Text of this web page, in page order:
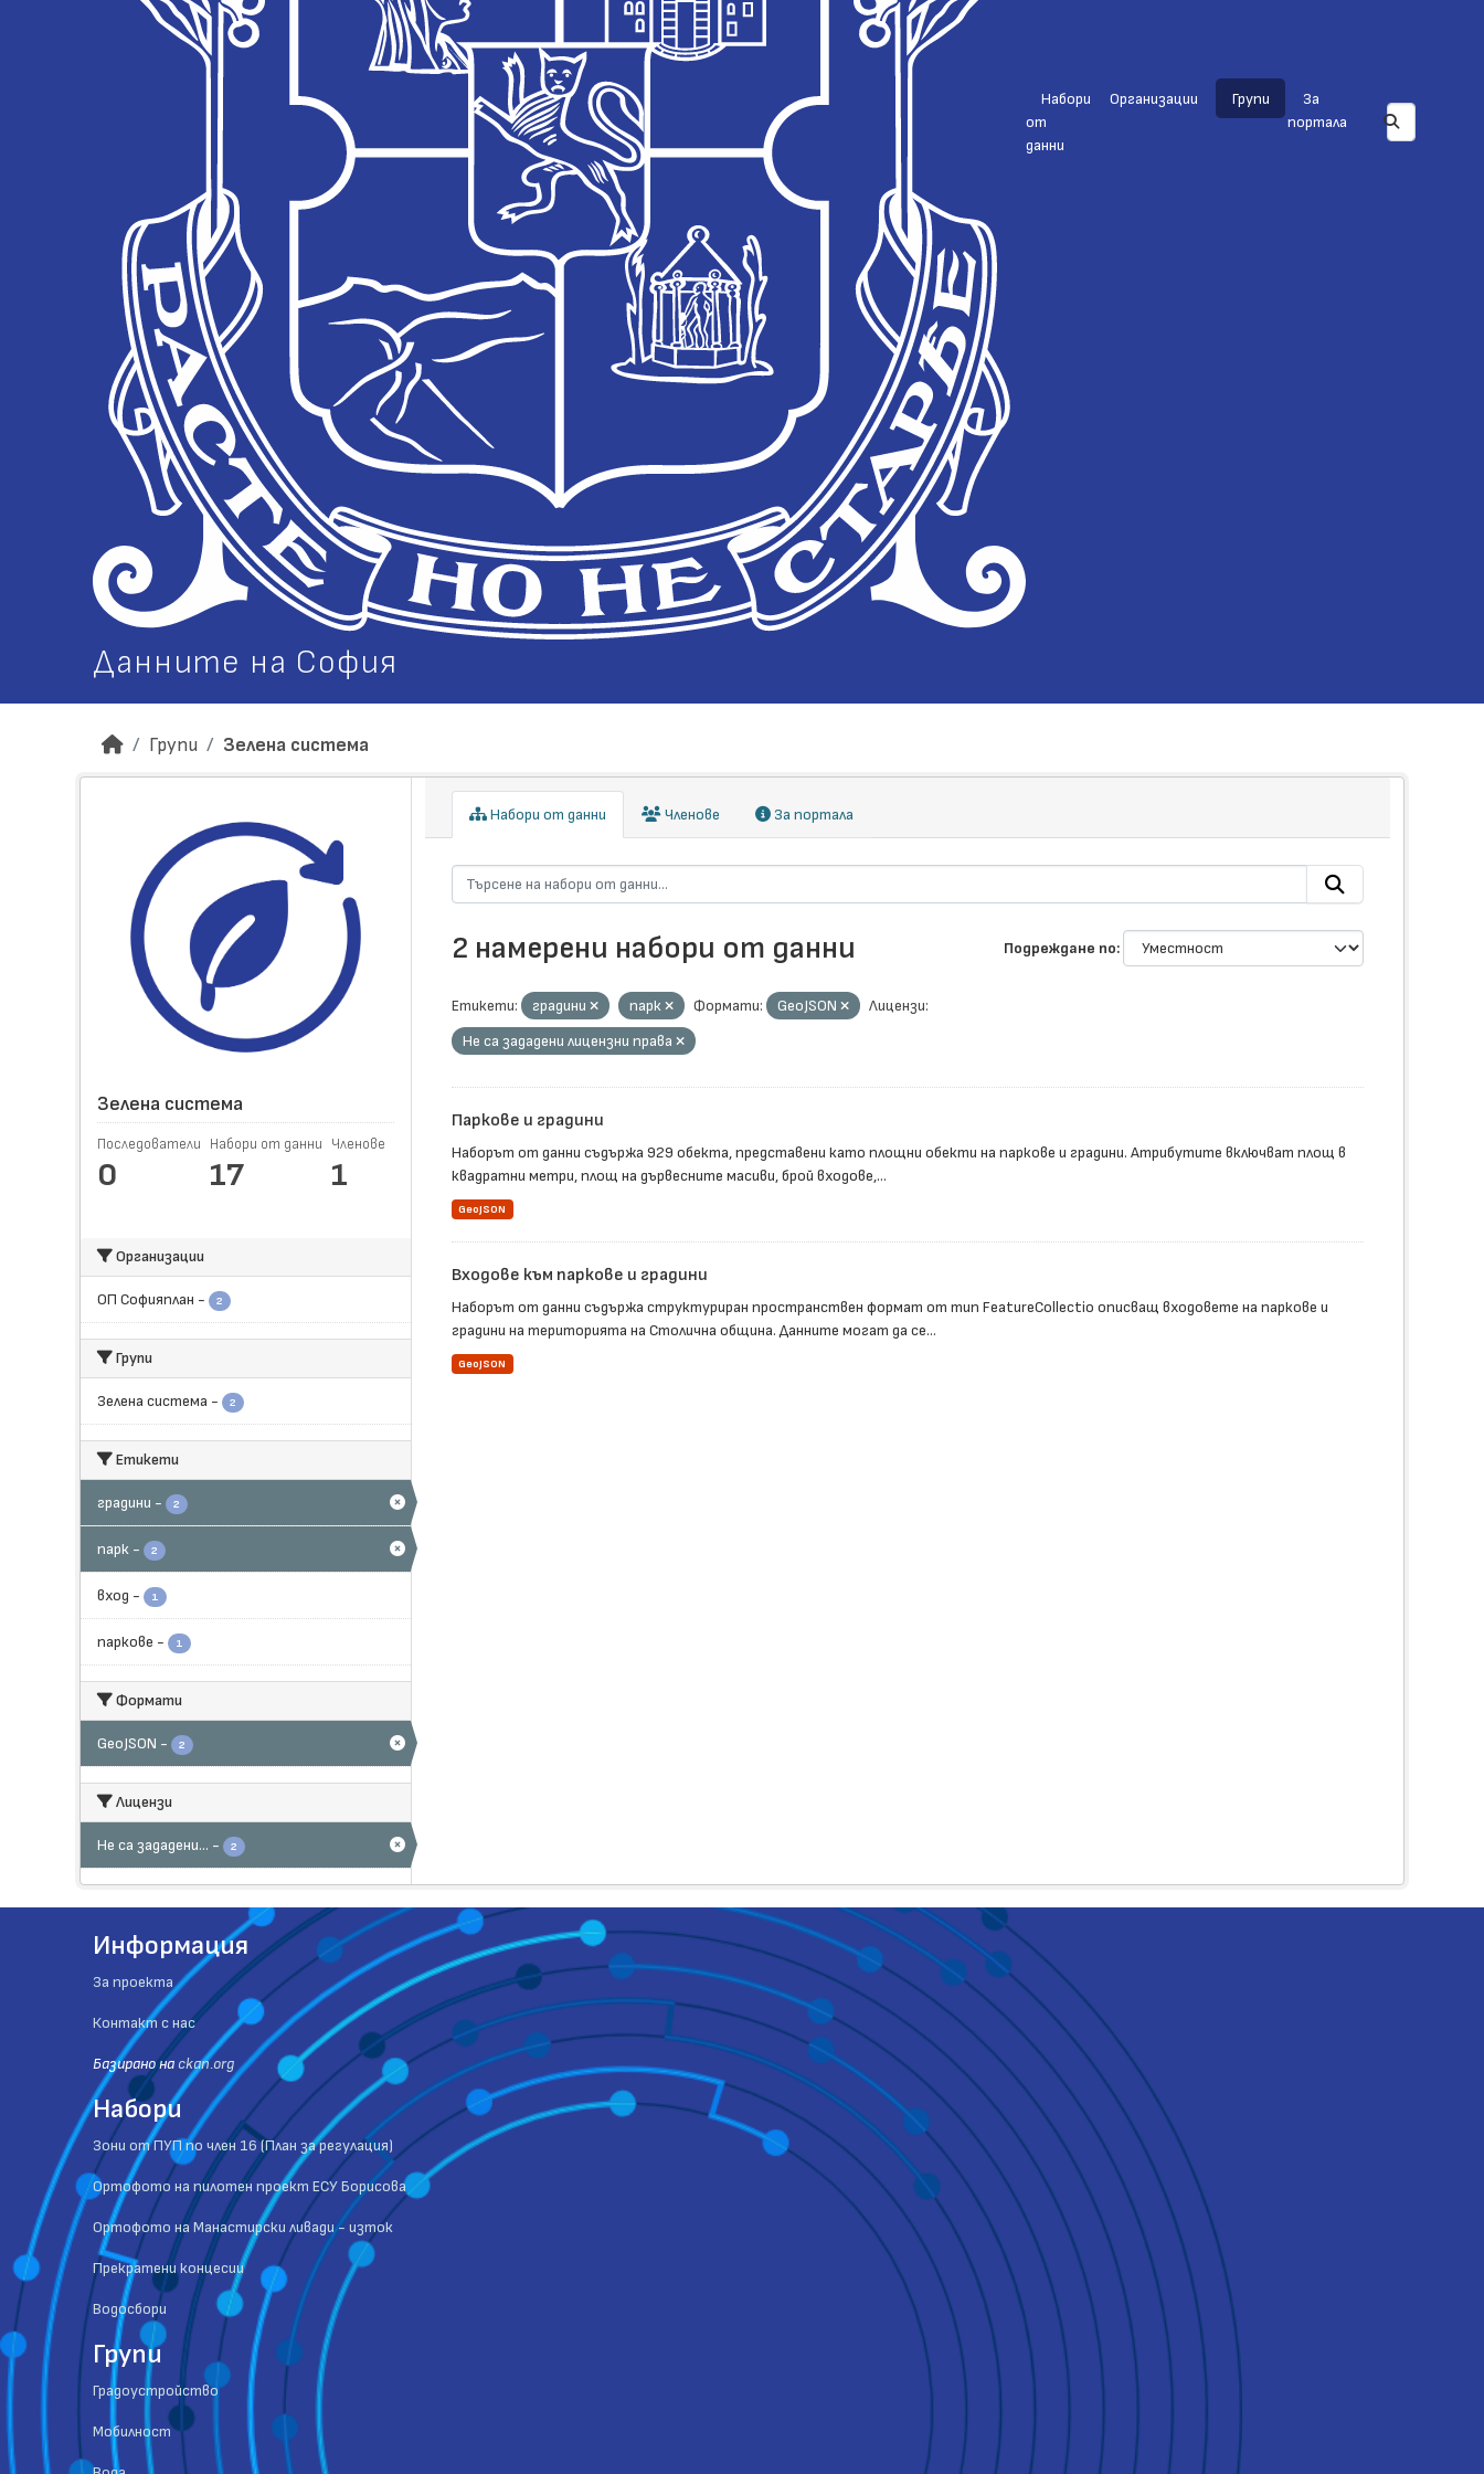
Данните на София
Набори
от
данни
Организации Групи
За
портала
Групи Зелена система
Зелена система
Последователи
0
Набори от данни
17
Членове
1
Организации
ОП Софияплан - 2
Групи
Зелена система - 2
Етикети
градини - 2
парк - 2
вход - 1
паркове - 1
Формати
GeoJSON - 2
Лицензи
Не са зададени... - 2
Набори от данни Членове За портала
Подреждане по
2 намерени набори от данни
Етикети: градини парк Формати: GeoJSON
Лицензи:
Не са зададени лицензни права
Паркове и градини
Наборът от данни съдържа 929 обекта, представени като площни обекти на паркове и градини. Атрибутите включват площ в
квадратни метри, площ на дървесните масиви, брой входове,...
GeoJSON
Входове към паркове и градини
Наборът от данни съдържа структуриран пространствен формат от тип FeatureCollectio описващ входовете на паркове и
градини на територията на Столична община. Данните могат да се...
GeoJSON
Информация
За проекта
Контакт с нас
Базиранo на ckan.org
Набори
Зони от ПУП по член 16 (План за регулация)
Ортофото на пилотен проект ЕСУ Борисова
Ортофото на Манастирски ливади - изток
Прекратени концесии
Водосбори
Групи
Градоустройство
Мобилност